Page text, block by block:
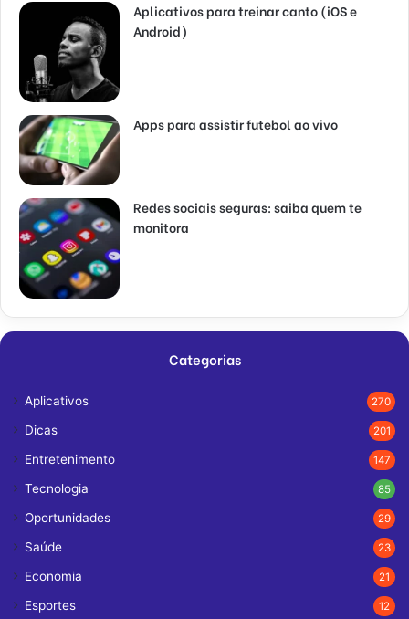
Aplicativos para treinar canto (iOS e
Android)
Apps para assistir futebol ao vivo
Redes sociais seguras: saiba quem te
monitora
Categorias
Aplicativos 270
Dicas 201
Entretenimento 147
Tecnologia 85
Oportunidades 29
Saúde 23
Economia 21
Esportes 12